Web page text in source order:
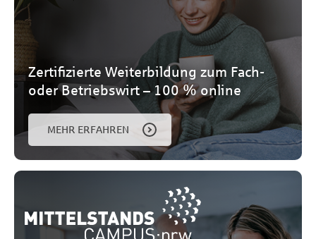
Zertifizierte Weiterbildung zum Fach-
oder Betriebswirt – 100 % online
MEHR ERFAHREN